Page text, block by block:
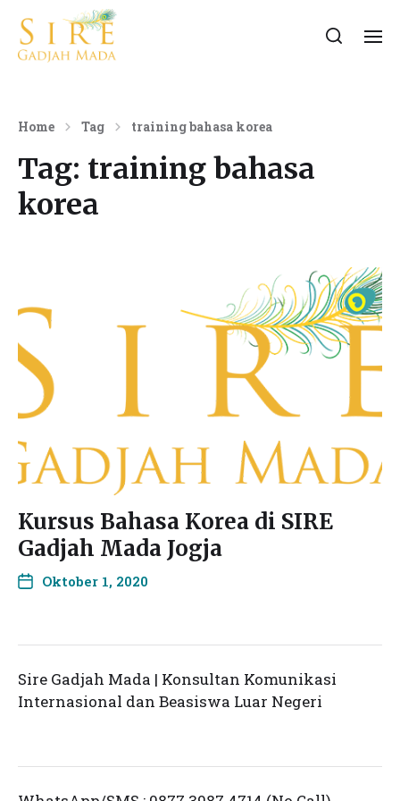
Home Tag training bahasa korea
Tag: training bahasa
korea
Kursus Bahasa Korea di SIRE
Gadjah Mada Jogja
Oktober 1, 2020
Sire Gadjah Mada | Konsultan Komunikasi
Internasional dan Beasiswa Luar Negeri